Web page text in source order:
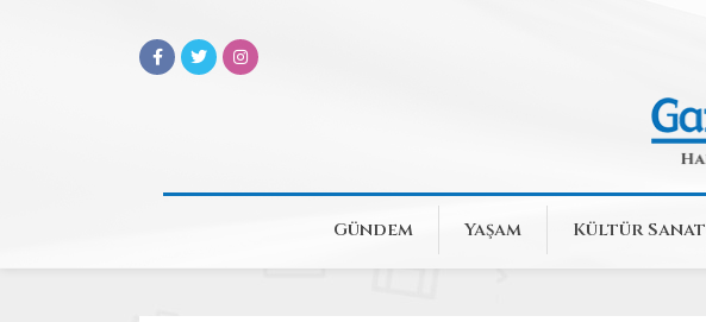
Gündem Yaşam Kültür Sanat